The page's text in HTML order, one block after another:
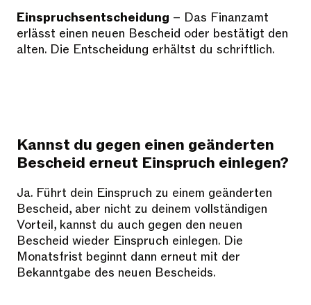
Einspruchsentscheidung – Das Finanzamt
erlässt einen neuen Bescheid oder bestätigt den
alten. Die Entscheidung erhältst du schriftlich.
Kannst du gegen einen geänderten
Bescheid erneut Einspruch einlegen?
Ja. Führt dein Einspruch zu einem geänderten
Bescheid, aber nicht zu deinem vollständigen
Vorteil, kannst du auch gegen den neuen
Bescheid wieder Einspruch einlegen. Die
Monatsfrist beginnt dann erneut mit der
Bekanntgabe des neuen Bescheids.